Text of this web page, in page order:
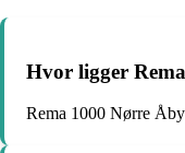
Hvor ligger
Rema 1000 Nørre